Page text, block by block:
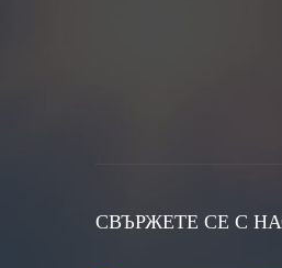
СВЪРЖЕТЕ СЕ С